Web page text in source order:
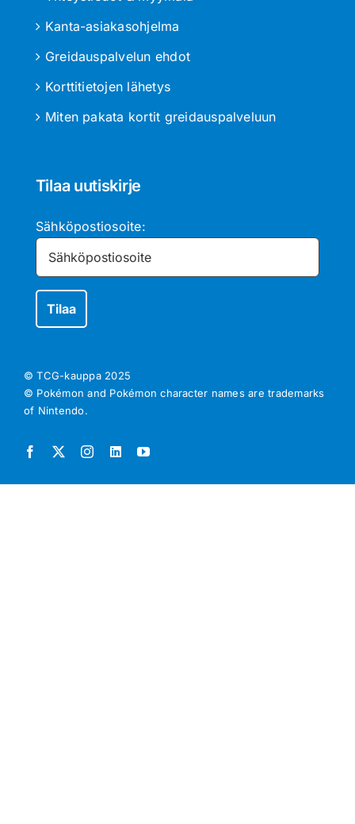
Kanta-asiakasohjelma
Greidauspalvelun ehdot
Korttitietojen lähetys
Miten pakata kortit greidauspalveluun
Tilaa uutiskirje
Sähköpostiosoite:
© TCG-kauppa 2025
© Pokémon and Pokémon character names are trademarks
of Nintendo.